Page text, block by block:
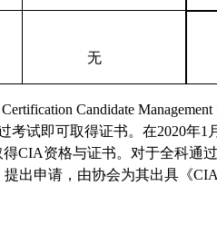
无
Candidate Management
试即可取得证书。在2020年
CIA资格与证书。对于全科通
提出申请，由协会为其出具《